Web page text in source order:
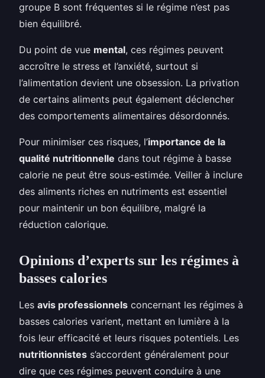
groupe B sont fréquentes si le régime n’est pas
bien équilibré.
Du point de vue mental, ces régimes peuvent
accroître le stress et l’anxiété, surtout si
l’alimentation devient une obsession. La privation
de certains aliments peut également déclencher
des comportements alimentaires désordonnés.
Pour minimiser ces risques, l’importance de la
qualité nutritionnelle dans tout régime à basse
calorie ne peut être sous-estimée. Veiller à inclure
des aliments riches en nutriments est essentiel
pour maintenir un bon équilibre, malgré la
réduction calorique.
Opinions d’experts sur les régimes à
basses calories
Les avis professionnels concernant les régimes à
basses calories varient, mettant en lumière à la
fois leur efficacité et leurs risques potentiels. Les
nutritionnistes s’accordent généralement pour
dire que ces régimes peuvent conduire à une